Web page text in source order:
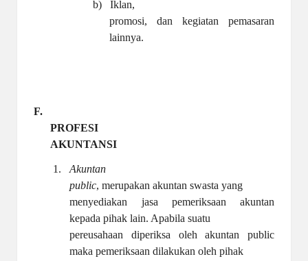
b)
Iklan,
promosi, dan kegiatan pemasaran
lainnya.
F.
PROFESI
AKUNTANSI
1.
Akuntan
public, merupakan akuntan swasta yang
menyediakan jasa pemeriksaan akuntan
kepada pihak lain. Apabila suatu
pereusahaan diperiksa oleh akuntan public
maka pemeriksaan dilakukan oleh pihak